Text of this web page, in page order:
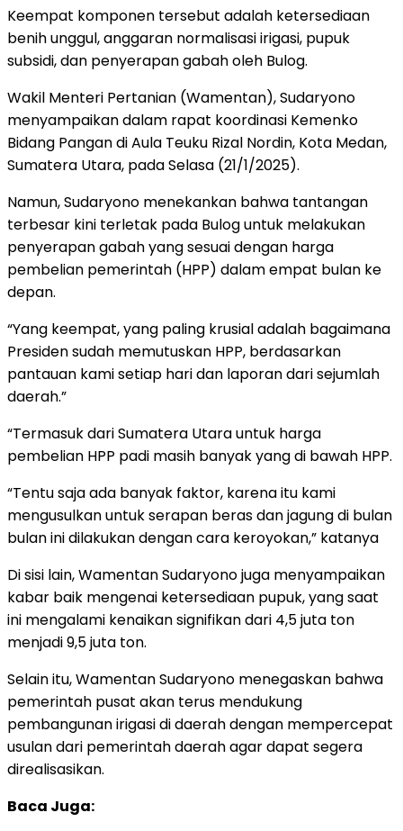
Keempat komponen tersebut adalah ketersediaan
benih unggul, anggaran normalisasi irigasi, pupuk
subsidi, dan penyerapan gabah oleh Bulog.
Wakil Menteri Pertanian (Wamentan), Sudaryono
menyampaikan dalam rapat koordinasi Kemenko
Bidang Pangan di Aula Teuku Rizal Nordin, Kota Medan,
Sumatera Utara, pada Selasa (21/1/2025).
Namun, Sudaryono menekankan bahwa tantangan
terbesar kini terletak pada Bulog untuk melakukan
penyerapan gabah yang sesuai dengan harga
pembelian pemerintah (HPP) dalam empat bulan ke
depan.
“Yang keempat, yang paling krusial adalah bagaimana
Presiden sudah memutuskan HPP, berdasarkan
pantauan kami setiap hari dan laporan dari sejumlah
daerah.”
“Termasuk dari Sumatera Utara untuk harga
pembelian HPP padi masih banyak yang di bawah HPP.
“Tentu saja ada banyak faktor, karena itu kami
mengusulkan untuk serapan beras dan jagung di bulan
bulan ini dilakukan dengan cara keroyokan,” katanya
Di sisi lain, Wamentan Sudaryono juga menyampaikan
kabar baik mengenai ketersediaan pupuk, yang saat
ini mengalami kenaikan signifikan dari 4,5 juta ton
menjadi 9,5 juta ton.
Selain itu, Wamentan Sudaryono menegaskan bahwa
pemerintah pusat akan terus mendukung
pembangunan irigasi di daerah dengan mempercepat
usulan dari pemerintah daerah agar dapat segera
direalisasikan.
Baca Juga: